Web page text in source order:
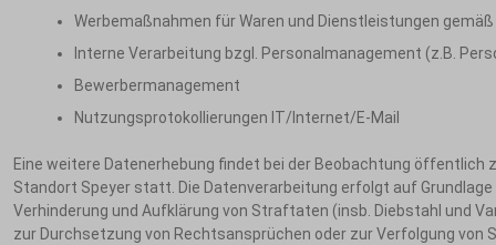
Werbemaßnahmen für Waren und Dienstleistungen gemäß
Interne Verarbeitung bzgl. Personalmanagement (z.B.
Bewerbermanagement
Nutzungsprotokollierungen IT/Internet/E-Mail
Eine weitere Datenerhebung findet bei der Beobachtung öffentlich
Standort Speyer statt. Die Datenverarbeitung erfolgt auf
Verhinderung und Aufklärung von Straftaten (insb. Diebstahl und
zur Durchsetzung von Rechtsansprüchen oder zur Verfolgung